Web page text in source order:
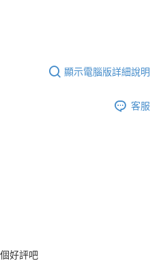
顯示電腦版詳細說明
客服
好評吧